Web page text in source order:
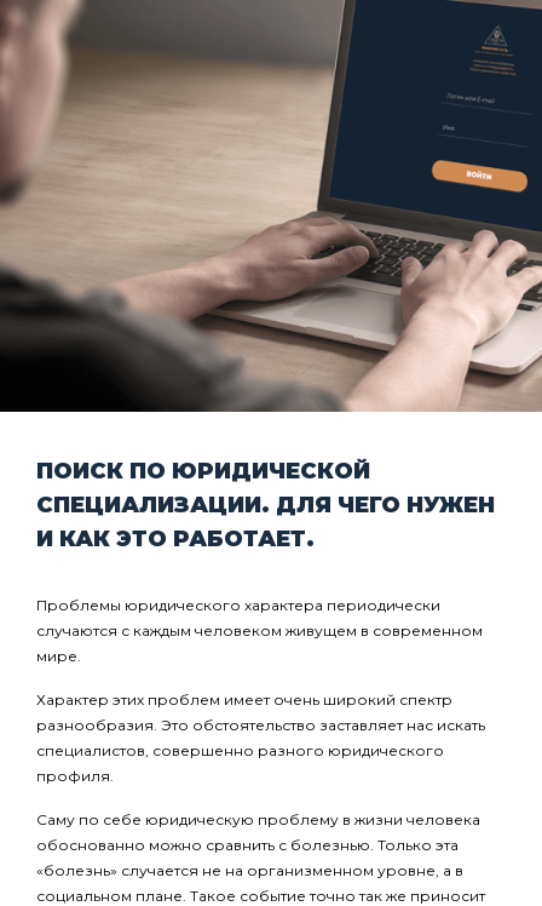
ПОИСК ПО ЮРИДИЧЕСКОЙ
СПЕЦИАЛИЗАЦИИ. ДЛЯ ЧЕГО НУЖЕН
И КАК ЭТО РАБОТАЕТ.
Проблемы юридического характера периодически
случаются с каждым человеком живущем в современном
мире.
Характер этих проблем имеет очень широкий спектр
разнообразия. Это обстоятельство заставляет нас искать
специалистов, совершенно разного юридического
профиля.
Саму по себе юридическую проблему в жизни человека
обоснованно можно сравнить с болезнью. Только эта
«болезнь» случается не на организменном уровне, а в
социальном плане. Такое событие точно так же приносит